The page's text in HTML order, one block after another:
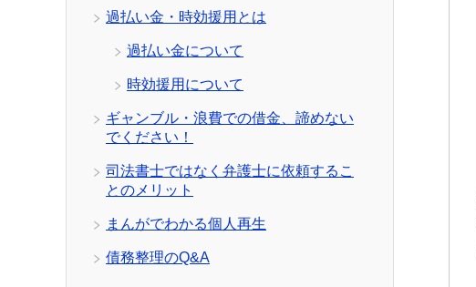
過払い金・時効援用とは
過払い金について
時効援用について
ギャンブル・浪費での借金、諦めない
でください！
司法書士ではなく弁護士に依頼するこ
とのメリット
まんがでわかる個人再生
債務整理のQ&A